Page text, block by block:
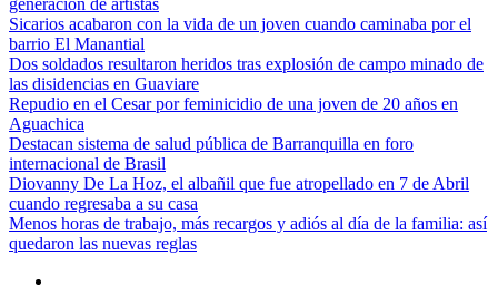
generación de artistas
Sicarios acabaron con la vida de un joven cuando caminaba por el
barrio El Manantial
Dos soldados resultaron heridos tras explosión de campo minado de
las disidencias en Guaviare
Repudio en el Cesar por feminicidio de una joven de 20 años en
Aguachica
Destacan sistema de salud pública de Barranquilla en foro
internacional de Brasil
Diovanny De La Hoz, el albañil que fue atropellado en 7 de Abril
cuando regresaba a su casa
Menos horas de trabajo, más recargos y adiós al día de la familia: así
quedaron las nuevas reglas